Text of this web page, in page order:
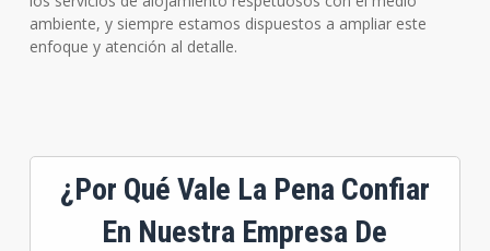
ambiente, y siempre estamos dispuestos a ampliar este
enfoque y atención al detalle.
¿Por Qué Vale La Pena Confiar
En Nuestra Empresa De